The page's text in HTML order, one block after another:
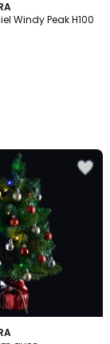
Windy Peak H100